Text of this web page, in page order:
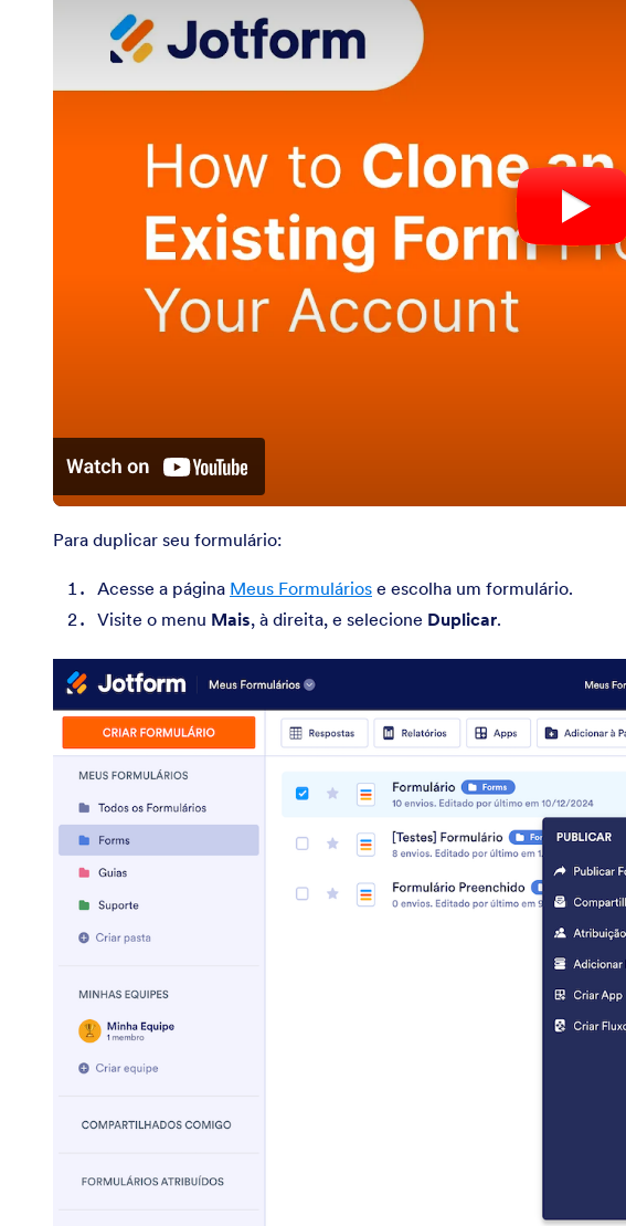
Para duplicar seu formulário:
Acesse a página Meus Formulários e escolha um formulário.
Visite o menu Mais, à direita, e selecione Duplicar.